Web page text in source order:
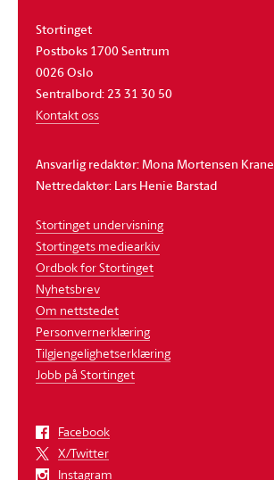
Stortinget
Postboks 1700 Sentrum
0026 Oslo
Sentralbord: 23 31 30 50
Kontakt oss
Ansvarlig redaktør: Mona Mortensen Krane
Nettredaktør: Lars Henie Barstad
Stortinget undervisning
Stortingets mediearkiv
Ordbok for Stortinget
Nyhetsbrev
Om nettstedet
Personvernerklæring
Tilgjengelighetserklæring
Jobb på Stortinget
Facebook
X/Twitter
Instagram